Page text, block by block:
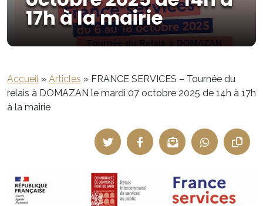
17h à la mairie
Accueil » Articles » FRANCE SERVICES – Tournée du
relais à DOMAZAN le mardi 07 octobre 2025 de 14h à 17h
à la mairie